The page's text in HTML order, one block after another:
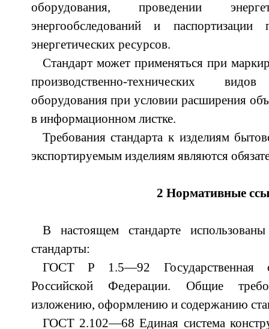
оборудования, проведении
энергообследований и паспортизации
энергетических ресурсов.
Стандарт может применяться при
производственно-технических
оборудования при условии расширения
в информационном листке.
Требования стандарта к изделиям
экспортируемым изделиям являются
2 Нормативные
В настоящем стандарте
стандарты:
ГОСТ Р 1.5—92 Государственная
Российской Федерации. Общие
изложению, оформлению и содержанию
ГОСТ 2.102—68 Единая система